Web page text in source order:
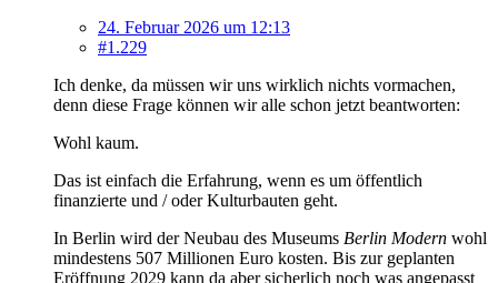
24. Februar 2026 um 12:13
#1.229
Ich denke, da müssen wir uns wirklich nichts vormachen,
denn diese Frage können wir alle schon jetzt beantworten:
Wohl kaum.
Das ist einfach die Erfahrung, wenn es um öffentlich
finanzierte und / oder Kulturbauten geht.
In Berlin wird der Neubau des Museums Berlin Modern wohl
mindestens 507 Millionen Euro kosten. Bis zur geplanten
Eröffnung 2029 kann da aber sicherlich noch was angepasst